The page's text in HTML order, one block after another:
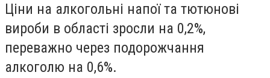
Ціни на алкогольні напої та тютюнові
вироби в області зросли на 0,2%,
переважно через подорожчання
алкоголю на 0,6%.